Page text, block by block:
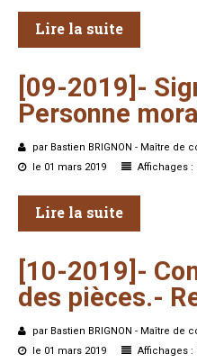
Lire la suite
[09-2019]-
Personne
par Bastien BRIGNON - Maître de
le 01 mars 2019
Affichages :
Lire la suite
[10-2019]-
des pièces.-
par Bastien BRIGNON - Maître de
le 01 mars 2019
Affichages :